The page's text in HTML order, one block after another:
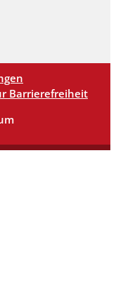
Barrierefreiheit